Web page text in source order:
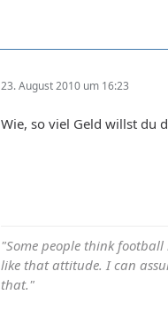
23. August 2010 um 16:23
Wie, so viel Geld willst du
"Some people think
like that attitude. I can
that."